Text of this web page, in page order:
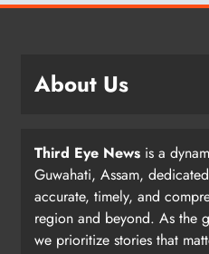
About Us
Third Eye News is a
Guwahati, Assam,
accurate, timely, and
region and beyond. As the
we prioritize stories that